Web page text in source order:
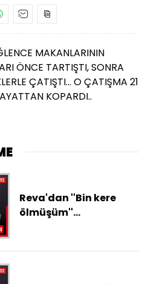
MAKANLARININ
ÖNCE TARTIŞTI, SONRA
ÇATIŞTI... O ÇATIŞMA 21
KOPARDI..
Reva'dan ''Bin kere
ölmüşüm''